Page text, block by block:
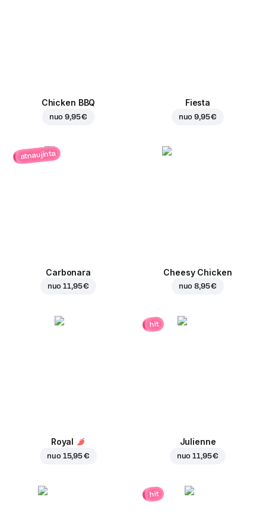
Chicken BBQ
nuo9,95 €
Fiesta
nuo9,95 €
atnaujinta
Carbonara
nuo11,95 €
Cheesy Chicken
nuo8,95 €
Royal
nuo 15,95 €
hit
Julienne
nuo11,95 €
hit